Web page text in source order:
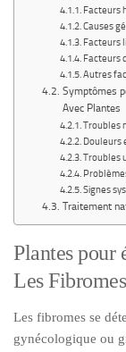
Facteurs
Causes
Facteurs
Facteurs
Autres
Symptômes
Avec Plantes
Troubles
Douleurs
Troubles
Signes
Traitement
Plantes pour
Les
Les fibromes se
gynécologique ou